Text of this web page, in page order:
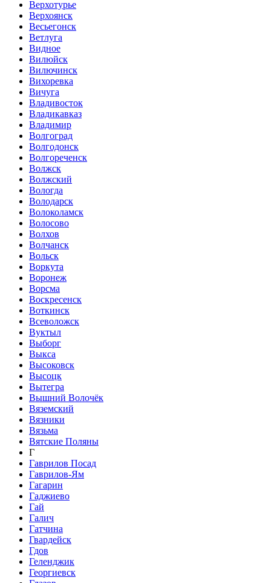
Верхотурье
Верхоянск
Весьегонск
Ветлуга
Видное
Вилюйск
Вилючинск
Вихоревка
Вичуга
Владивосток
Владикавказ
Владимир
Волгоград
Волгодонск
Волгореченск
Волжск
Волжский
Вологда
Володарск
Волоколамск
Волосово
Волхов
Волчанск
Вольск
Воркута
Воронеж
Ворсма
Воскресенск
Воткинск
Всеволожск
Вуктыл
Выборг
Выкса
Высоковск
Высоцк
Вытегра
Вышний Волочёк
Вяземский
Вязники
Вязьма
Вятские Поляны
Г
Гаврилов Посад
Гаврилов-Ям
Гагарин
Гаджиево
Гай
Галич
Гатчина
Гвардейск
Гдов
Геленджик
Георгиевск